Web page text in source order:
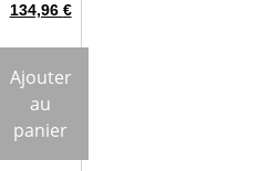
134,96 €
Ajouter
au
panier